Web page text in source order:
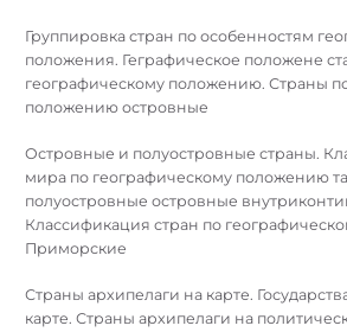
Группировка стран по особенностям
положения. Геграфическое положене
географическому положению. Страны
положению островные
Островные и полуостровные страны.
мира по географическому положению
полуостровные островные
Классификация стран по
Приморские
Страны архипелаги на карте.
карте. Страны архипелаги на